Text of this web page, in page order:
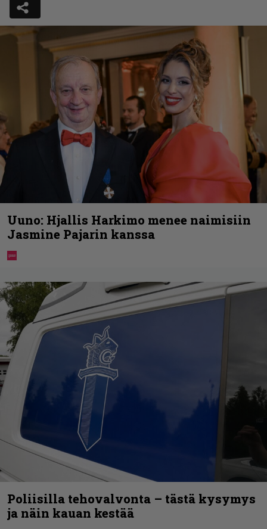
Uuno: Hjallis Harkimo menee naimisiin
Jasmine Pajarin kanssa
Poliisilla tehovalvonta – tästä kysymys
ja näin kauan kestää